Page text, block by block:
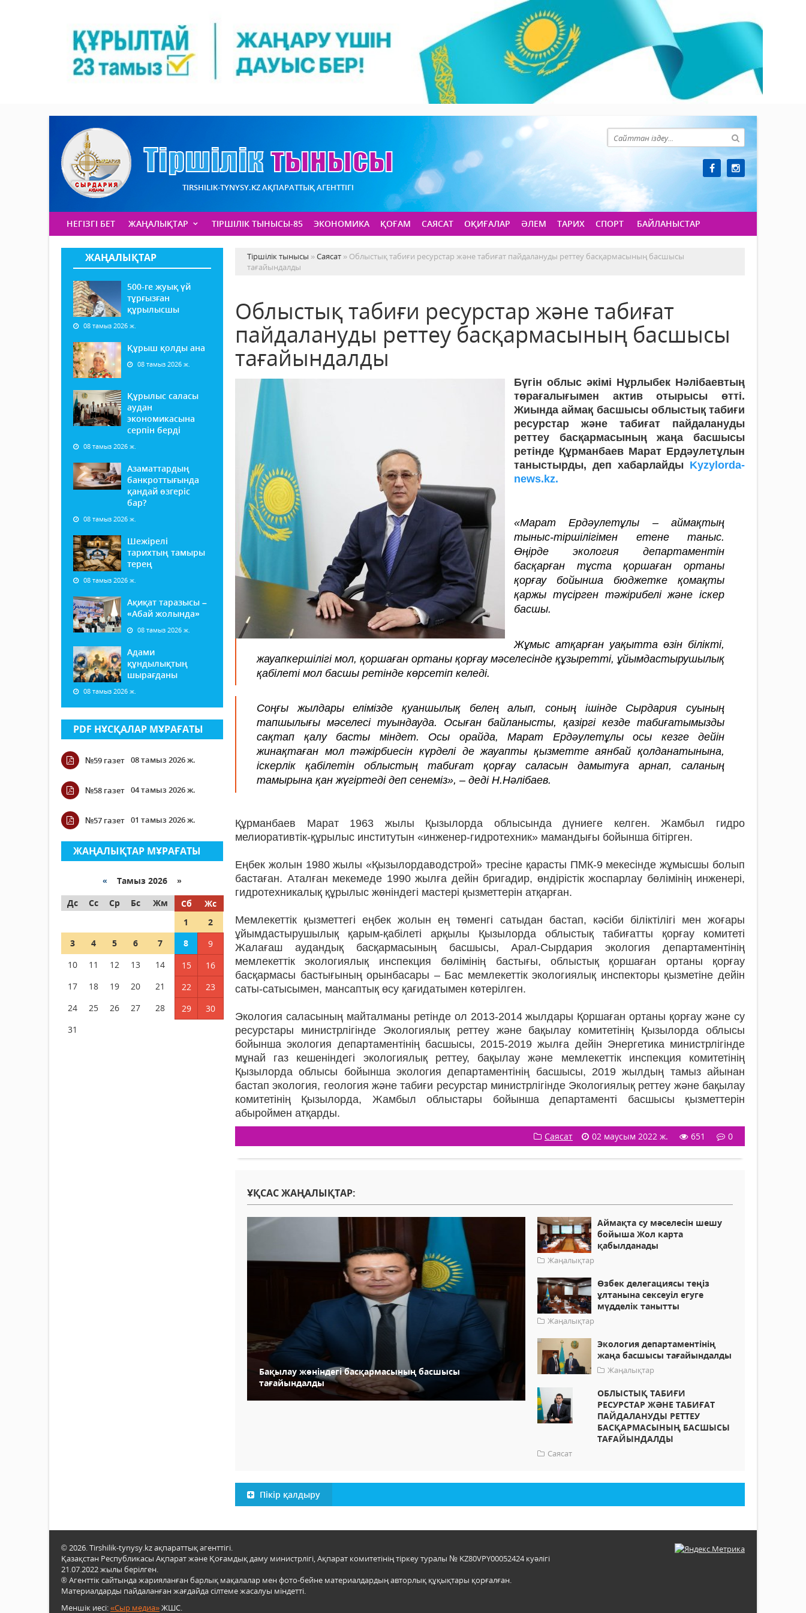
TIRSHILIK-TYNYSY.KZ АҚПАРАТТЫҚ АГЕНТТІГІ
НЕГІЗГІ БЕТ ЖАҢАЛЫҚТАР ТІРШІЛІК ТЫНЫСЫ-85 ЭКОНОМИКА ҚОҒАМ САЯСАТ ОҚИҒАЛАР ӘЛЕМ ТАРИХ СПОРТ БАЙЛАНЫСТАР
ЖАҢАЛЫҚТАР
500-ге жуық үй
тұрғызған
құрылысшы
08 тамыз 2026 ж.
Құрыш қолды ана
08 тамыз 2026 ж.
Құрылыс саласы
аудан
экономикасына
серпін берді
08 тамыз 2026 ж.
Азаматтардың
банкроттығында
қандай өзгеріс
бар?
08 тамыз 2026 ж.
Шежірелі
тарихтың тамыры
терең
08 тамыз 2026 ж.
Ақиқат таразысы –
«Абай жолында»
08 тамыз 2026 ж.
Адами
құндылықтың
шырағданы
08 тамыз 2026 ж.
PDF НҰСҚАЛАР МҰРАҒАТЫ
№59 газет 08 тамыз 2026 ж.
№58 газет 04 тамыз 2026 ж.
№57 газет 01 тамыз 2026 ж.
ЖАҢАЛЫҚТАР МҰРАҒАТЫ
« Тамыз 2026 »
Дс
Сс Ср Бс Жм Сб
Жс
1
2
3
4 5 6 7 8
9
10
11 12 13 14 15
16
17
18 19 20 21 22
23
24
25 26 27 28 29
30
31
Тіршілік тынысы »Саясат » Облыстық табиғи ресурстар және табиғат пайдалануды реттеу басқармасының басшысы
тағайындалды
Облыстық табиғи ресурстар және табиғат
пайдалануды реттеу басқармасының басшысы
тағайындалды
Бүгін облыс әкімі Нұрлыбек Нәлібаевтың
төрағалығымен актив отырысы өтті.
Жиында аймақ басшысы облыстық табиғи
ресурстар және табиғат пайдалануды
реттеу басқармасының жаңа басшысы
ретінде Құрманбаев Марат Ердәулетұлын
таныстырды, деп хабарлайды Kyzylorda-
news.kz.
«Марат Ердәулетұлы – аймақтың
тыныс-тіршілігімен етене таныс.
Өңірде экология департаментін
басқарған тұста қоршаған ортаны
қорғау бойынша бюджетке қомақты
қаржы түсірген тәжірибелі және іскер
басшы.
Жұмыс атқарған уақытта өзін білікті,
жауапкершілігі мол, қоршаған ортаны қорғау мәселесінде құзыретті, ұйымдастырушылық
қабілеті мол басшы ретінде көрсетіп келеді.
Соңғы жылдары елімізде қуаншылық белең алып, соның ішінде Сырдария суының
тапшылығы мәселесі туындауда. Осыған байланысты, қазіргі кезде табиғатымызды
сақтап қалу басты міндет. Осы орайда, Марат Ердәулетұлы осы кезге дейін
жинақтаған мол тәжірбиесін күрделі де жауапты қызметте аянбай қолданатынына,
іскерлік қабілетін облыстың табиғат қорғау саласын дамытуға арнап, саланың
тамырына қан жүгіртеді деп сенеміз», – деді Н.Нәлібаев.
Құрманбаев Марат 1963 жылы Қызылорда облысында дүниеге келген. Жамбыл гидро
мелиоративтік-құрылыс институтын «инженер-гидротехник» мамандығы бойынша бітірген.
Еңбек жолын 1980 жылы «Қызылордаводстрой» тресіне қарасты ПМК-9 мекесінде жұмысшы болып
бастаған. Аталған мекемеде 1990 жылға дейін бригадир, өндірістік жоспарлау бөлімінің инженері,
гидротехникалық құрылыс жөніндегі мастері қызметтерін атқарған.
Мемлекеттік қызметтегі еңбек жолын ең төменгі сатыдан бастап, кәсіби біліктілігі мен жоғары
ұйымдастырушылық қарым-қабілеті арқылы Қызылорда облыстық табиғатты қорғау комитеті
Жалағаш аудандық басқармасының басшысы, Арал-Сырдария экология департаментінің
мемлекеттік экологиялық инспекция бөлімінің бастығы, облыстық қоршаған ортаны қорғау
басқармасы бастығының орынбасары – Бас мемлекеттік экологиялық инспекторы қызметіне дейін
саты-сатысымен, мансаптық өсу қағидатымен көтерілген.
Экология саласының майталманы ретінде ол 2013-2014 жылдары Қоршаған ортаны қорғау және су
ресурстары министрлігінде Экологиялық реттеу және бақылау комитетінің Қызылорда облысы
бойынша экология департаментінің басшысы, 2015-2019 жылға дейін Энергетика министрлігінде
мұнай газ кешеніндегі экологиялық реттеу, бақылау және мемлекеттік инспекция комитетінің
Қызылорда облысы бойынша экология департаментінің басшысы, 2019 жылдың тамыз айынан
бастап экология, геология және табиғи ресурстар министрлігінде Экологиялық реттеу және бақылау
комитетінің Қызылорда, Жамбыл облыстары бойынша департаменті басшысы қызметтерін
абыроймен атқарды.
Саясат 02 маусым 2022 ж. 651 0
ҰҚСАС ЖАҢАЛЫҚТАР:
Бақылау жөніндегі басқармасының басшысы
тағайындалды
Аймақта су мәселесін шешу
бойыша Жол карта
қабылданады
Жаңалықтар
Өзбек делегациясы теңіз
ұлтанына сексеуіл егуге
мүдделік танытты
Жаңалықтар
Экология департаментінің
жаңа басшысы тағайындалды
Жаңалықтар
ОБЛЫСТЫҚ ТАБИҒИ
РЕСУРСТАР ЖӘНЕ ТАБИҒАТ
ПАЙДАЛАНУДЫ РЕТТЕУ
БАСҚАРМАСЫНЫҢ БАСШЫСЫ
ТАҒАЙЫНДАЛДЫ
Саясат
Пікір қалдыру
© 2026. Tirshilik-tynysy.kz ақпараттық агенттігі.
Қазақстан Республикасы Ақпарат және Қоғамдық даму министрлігі, Ақпарат комитетінің тіркеу туралы № KZ80VPY00052424 куәлігі
21.07.2022 жылы берілген.
® Агенттік сайтында жарияланған барлық мақалалар мен фото-бейне материалдардың авторлық құқықтары қорғалған.
Материалдарды пайдаланған жағдайда сілтеме жасалуы міндетті.
Меншік иесі:«Сыр медиа»ЖШС.